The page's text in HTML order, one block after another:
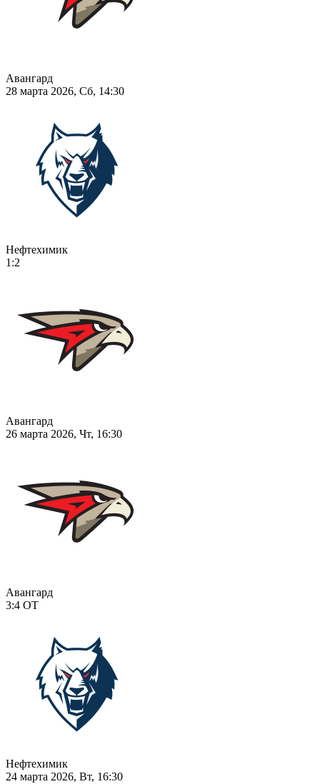
Авангард
28 марта 2026, Сб, 14:30
Нефтехимик
1:2
Авангард
26 марта 2026, Чт, 16:30
Авангард
3:4 ОТ
Нефтехимик
24 марта 2026, Вт, 16:30